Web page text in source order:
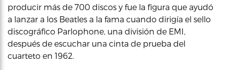
producir más de 700 discos y fue la figura que ayudó
a lanzar a los Beatles a la fama cuando dirigía el sello
discográfico Parlophone, una división de EMI,
después de escuchar una cinta de prueba del
cuarteto en 1962.